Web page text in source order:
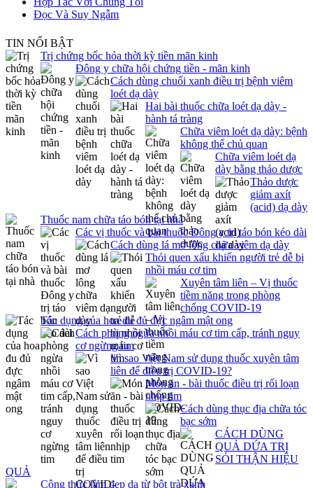
Đọc Và Suy Ngẫm
TIN NỔI BẬT
Trị chứng bốc hỏa thời kỳ tiền mãn kinh
Đông y chữa hội chứng tiền - mãn kinh
Cách dùng chuối xanh điều trị bệnh viêm
loét dạ dày
Hai bài thuốc chữa loét dạ dày -
hành tá tràng
Chữa viêm loét dạ dày: bệnh
không thể chủ quan
Chữa viêm loét dạ
dày bằng thảo dược
Thảo dược
giảm axít
(acid) dạ dày
Thuốc nam chữa táo bón tại nhà
Các vị thuốc và bài thuốc Đông y trị táo bón kéo dài
Cách dùng lá mơ lông chữa viêm dạ dày
Thói quen xấu khiến người trẻ dễ bị
nhồi máu cơ tim
Xuyên tâm liên – Vị thuốc
tiềm năng trong phòng
chống COVID-19
Tác dụng của hoa đu đủ đực ngâm mật ong
Cách phòng ngừa nhồi máu cơ tim cấp, tránh nguy
cơ ngừng tim
Vì sao Việt Nam sử dụng thuốc xuyên tâm
liên để điều trị COVID-19?
Món ăn - bài thuốc điều trị rối loạn
nhịp tim
Cách dùng thục địa chữa tóc
bạc sớm
CÁCH DÙNG
QUẢ DỨA TRỊ
SỎI THẬN HIỆU
QUẢ
Công thức làm đẹp da từ bột trà xanh